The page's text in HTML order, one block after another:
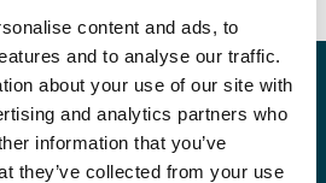
content and ads, to
and to analyse our traffic.
about your use of our site with
and analytics partners who
information that you’ve
they’ve collected from your use